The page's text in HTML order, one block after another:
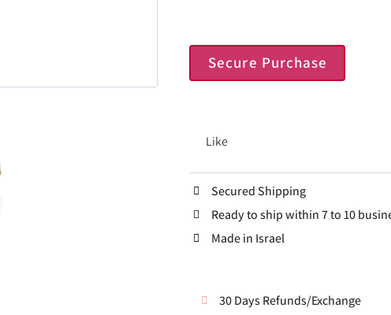
Secure Purchase
Like
Secured Shipping
Ready to ship within 7 to 10
Made in Israel
30 Days Refunds/Exchange